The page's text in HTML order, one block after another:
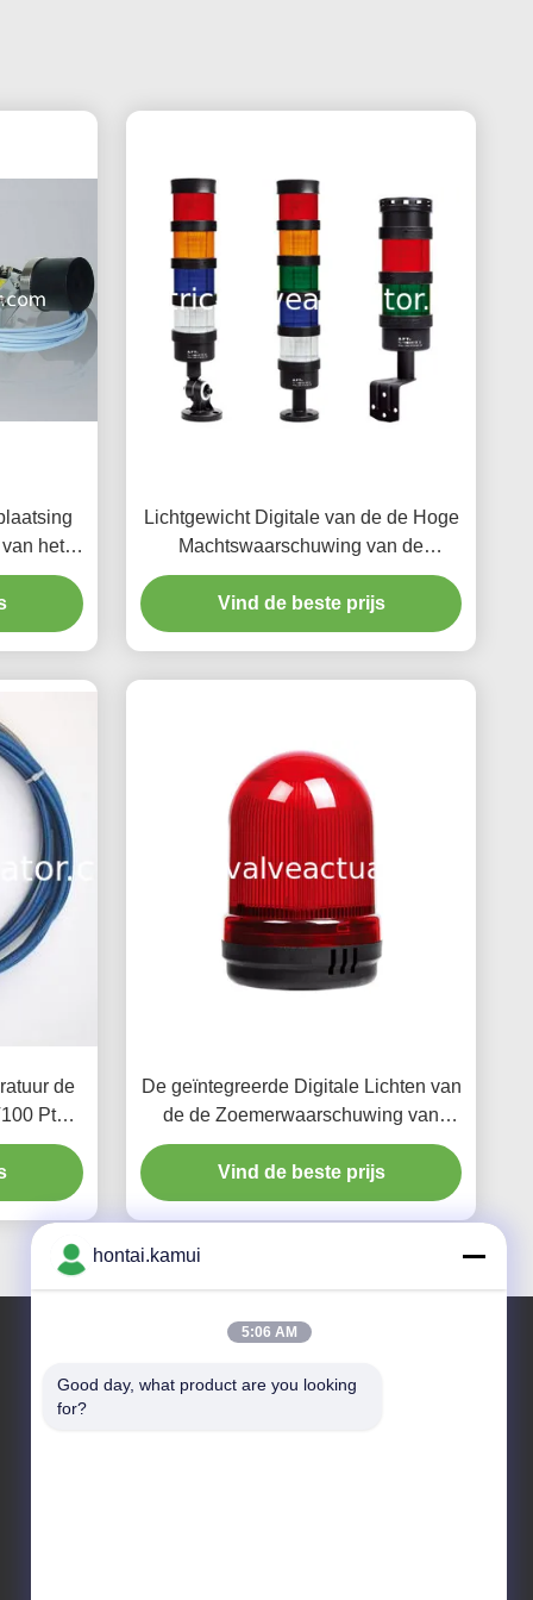
het
van
Lichtgewicht Digitale van de de Hoge
Machtswaarschuwing van de
Snelheidsindicator de Zoemerslamp
Vind de beste prijs
de
Pt50
De geïntegreerde Digitale Lichten van
de de Zoemerwaarschuwing van
Cpmpact van de Snelheidsindicator
Rode
Vind de beste prijs
Ons adres
hontai.kamui
5:06 AM
Good day, what product are you looking
for?